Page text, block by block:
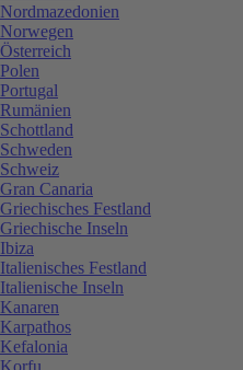
Nordmazedonien
Norwegen
Österreich
Polen
Portugal
Rumänien
Schottland
Schweden
Schweiz
Gran Canaria
Griechisches Festland
Griechische Inseln
Ibiza
Italienisches Festland
Italienische Inseln
Kanaren
Karpathos
Kefalonia
Korfu